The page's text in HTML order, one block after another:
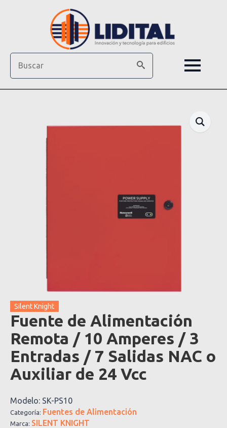
Silent Knight
Fuente de Alimentación
Remota / 10 Amperes / 3
Entradas / 7 Salidas NAC o
Auxiliar de 24 Vcc
Modelo: SK-PS10
Categoría: Fuentes de Alimentación
Marca: SILENT KNIGHT